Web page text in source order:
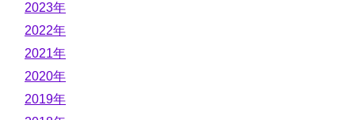
2023年
2022年
2021年
2020年
2019年